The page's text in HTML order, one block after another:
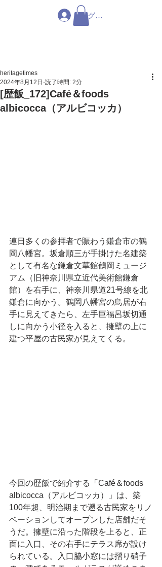
ログイン
[歴飯_172]Café＆foods
albicocca（アルビコッカ）
heritagetimes
2024年8月12日 読了時間: 2分
連日多くの参拝者で賑わう鎌倉市の鶴
岡八幡宮。坂倉順三が手掛けた名建築
として有名な鎌倉文華館鶴岡ミュージ
アム（旧神奈川県立近代美術館鎌倉
館）を右手に、神奈川県道21号線を北
鎌倉に向かう。鶴岡八幡宮の鳥居が右
手に見えてきたら、左手巨福呂坂切通
しに向かう小径を入ると、擁壁の上に
建つ平屋の古民家が見えてくる。
今回の歴飯で紹介する「Café＆foods
albicocca（アルビコッカ）」は、築
100年超、明治期まで遡る古民家をリノ
ベーションしてオープンした店舗だそ
うだ。擁壁に沿った階段を上ると、正
面に入口、その右手にテラス席が設け
られている。入口脇小窓には摺り硝子